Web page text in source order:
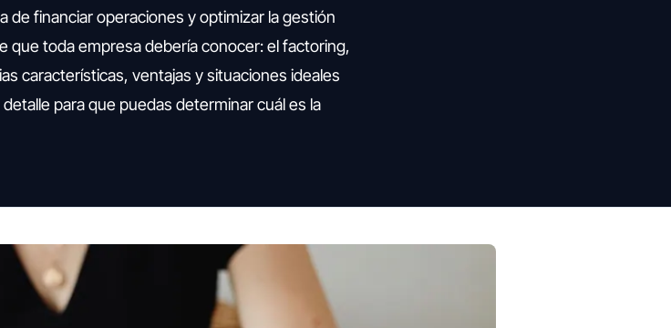
de financiar operaciones y optimizar la gestión
toda empresa debería conocer: el factoring,
características, ventajas y situaciones ideales
para que puedas determinar cuál es la